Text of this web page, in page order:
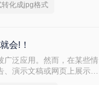
化成jpg格式
会!！
广泛应用。然而，在某些情
演示文稿或网页上展示。